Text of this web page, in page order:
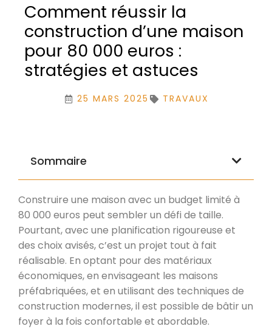
Comment réussir la
construction d’une maison
pour 80 000 euros :
stratégies et astuces
25 MARS 2025 TRAVAUX
Sommaire
Construire une maison avec un budget limité à
80 000 euros peut sembler un défi de taille.
Pourtant, avec une planification rigoureuse et
des choix avisés, c’est un projet tout à fait
réalisable. En optant pour des matériaux
économiques, en envisageant les maisons
préfabriquées, et en utilisant des techniques de
construction modernes, il est possible de bâtir un
foyer à la fois confortable et abordable.